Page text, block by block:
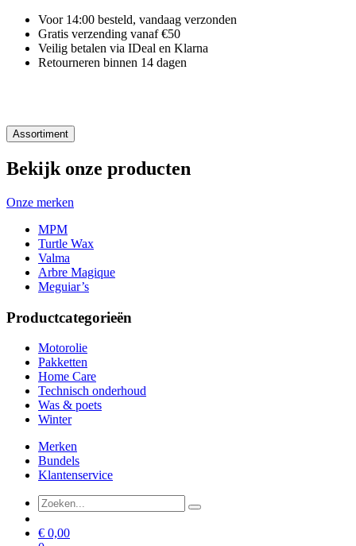
Voor 14:00 besteld, vandaag verzonden
Gratis verzending vanaf €50
Veilig betalen via IDeal en Klarna
Retourneren binnen 14 dagen
Assortiment
Bekijk onze producten
Onze merken
MPM
Turtle Wax
Valma
Arbre Magique
Meguiar’s
Productcategorieën
Motorolie
Pakketten
Home Care
Technisch onderhoud
Was & poets
Winter
Merken
Bundels
Klantenservice
€ 0,00